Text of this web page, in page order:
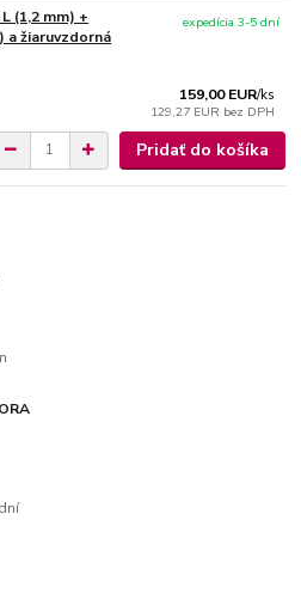
(1,2 mm) +
a žiaruvzdorná
159,00 EUR/ks
129,27 EUR bez DPH
expedícia 3-5 dní
Pridať do košíka